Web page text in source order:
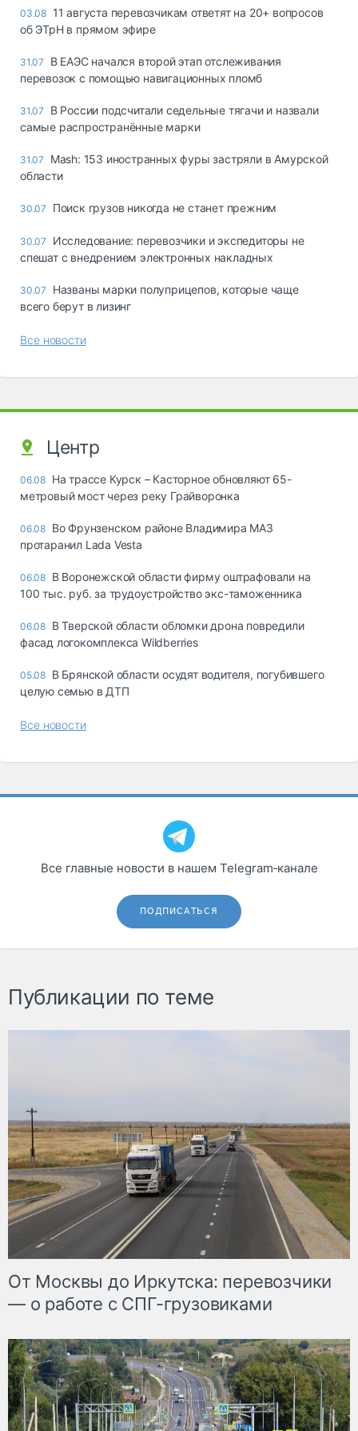
03.08 11 августа перевозчикам ответят на 20+ вопросов
об ЭТрН в прямом эфире
31.07
В ЕАЭС начался второй этап отслеживания
перевозок с помощью навигационных пломб
31.07
В России подсчитали седельные тягачи и назвали
самые распространённые марки
31.07
Mash: 153 иностранных фуры застряли в Амурской
области
30.07 Поиск грузов никогда не станет прежним
30.07
Исследование: перевозчики и экспедиторы не
спешат с внедрением электронных накладных
30.07
Названы марки полуприцепов, которые чаще
всего берут в лизинг
Все новости
Центр
06.08 На трассе Курск – Касторное обновляют 65-
метровый мост через реку Грайворонка
06.08 Во Фрунзенском районе Владимира МАЗ
протаранил Lada Vesta
06.08 В Воронежской области фирму оштрафовали на
100 тыс. руб. за трудоустройство экс-таможенника
06.08 В Тверской области обломки дрона повредили
фасад логокомплекса Wildberries
05.08 В Брянской области осудят водителя, погубившего
целую семью в ДТП
Все новости
Все главные новости в нашем Telegram‑канале
ПОДПИСАТЬСЯ
Публикации по теме
От Москвы до Иркутска: перевозчики
— о работе с СПГ-грузовиками